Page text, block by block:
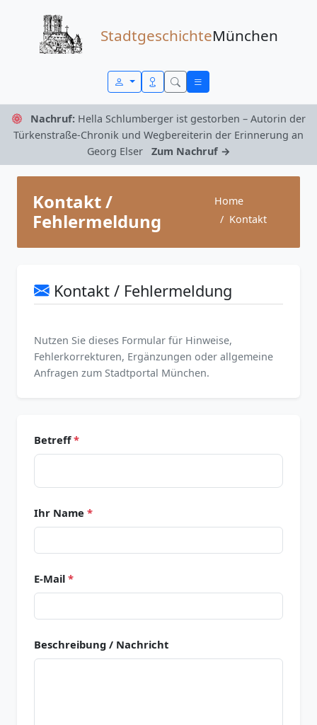
StadtgeschichteMünchen
Nachruf: Hella Schlumberger ist gestorben – Autorin der
Türkenstraße-Chronik und Wegbereiterin der Erinnerung an
Georg Elser
Zum Nachruf →
Kontakt /
Fehlermeldung
Home
Kontakt
Kontakt / Fehlermeldung
Nutzen Sie dieses Formular für Hinweise,
Fehlerkorrekturen, Ergänzungen oder allgemeine
Anfragen zum Stadtportal München.
Betreff*
Ihr Name *
E-Mail *
Beschreibung / Nachricht